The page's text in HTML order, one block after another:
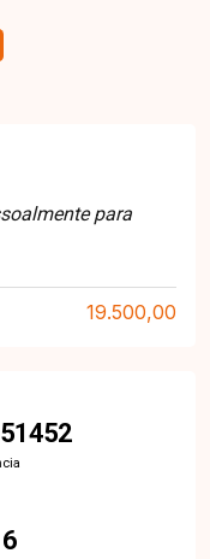
para
19.500,00
51452
6